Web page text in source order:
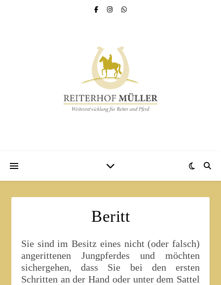
Beritt
Sie sind im Besitz eines nicht (oder falsch)
angerittenen Jungpferdes und möchten
sichergehen, dass Sie bei den ersten
Schritten an der Hand oder unter dem Sattel